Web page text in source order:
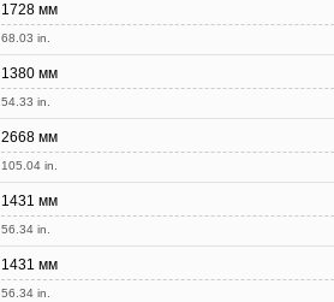
1728 мм
68.03 in.
1380 мм
54.33 in.
2668 мм
105.04 in.
1431 мм
56.34 in.
1431 мм
56.34 in.